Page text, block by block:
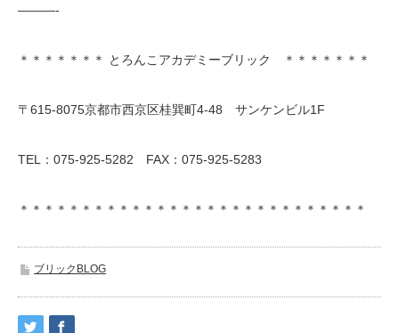
———-
＊＊＊＊＊＊＊ とろんこアカデミーブリック ＊＊＊＊＊＊＊
〒615-8075京都市西京区桂巽町4-48 サンケンビル1F
TEL：075-925-5282 FAX：075-925-5283
＊＊＊＊＊＊＊＊＊＊＊＊＊＊＊＊＊＊＊＊＊＊＊＊＊＊＊＊
ブリックBLOG